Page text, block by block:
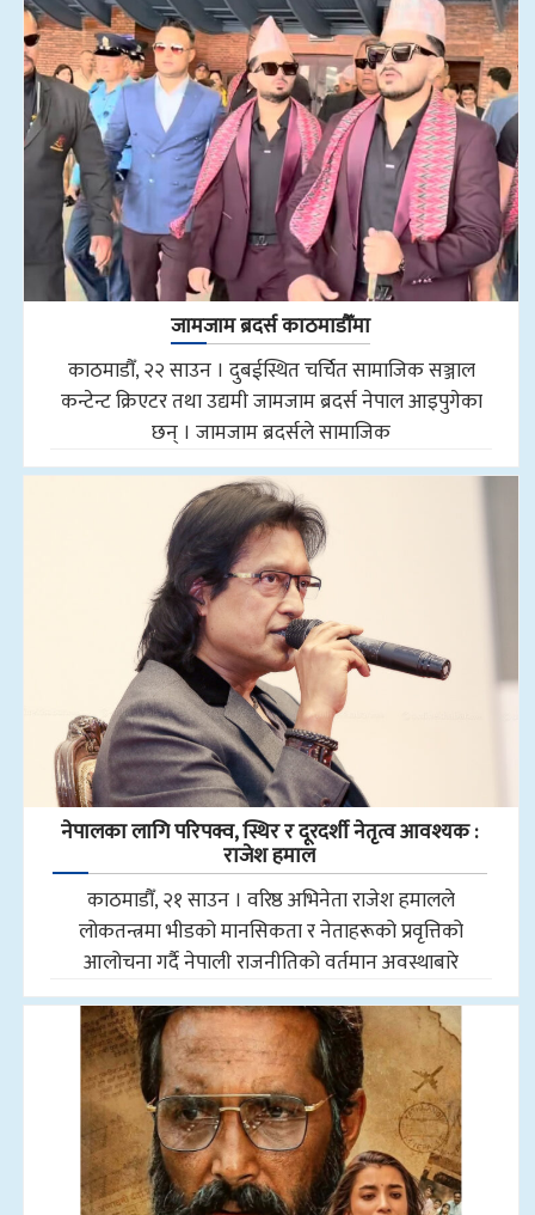
जामजाम ब्रदर्स काठमाडौँमा
काठमाडौँ, २२ साउन । दुबईस्थित चर्चित सामाजिक सञ्जाल
कन्टेन्ट क्रिएटर तथा उद्यमी जामजाम ब्रदर्स नेपाल आइपुगेका
छन् । जामजाम ब्रदर्सले सामाजिक
नेपालका लागि परिपक्व, स्थिर र दूरदर्शी नेतृत्व आवश्यक :
राजेश हमाल
काठमाडौँ, २१ साउन । वरिष्ठ अभिनेता राजेश हमालले
लोकतन्त्रमा भीडको मानसिकता र नेताहरूको प्रवृत्तिको
आलोचना गर्दै नेपाली राजनीतिको वर्तमान अवस्थाबारे